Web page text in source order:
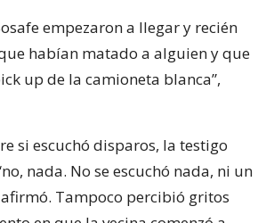
empezaron a llegar y recién
habían matado a alguien y que
up de la camioneta blanca”,
si escuchó disparos, la testigo
nada. No se escuchó nada, ni un
Tampoco percibió gritos